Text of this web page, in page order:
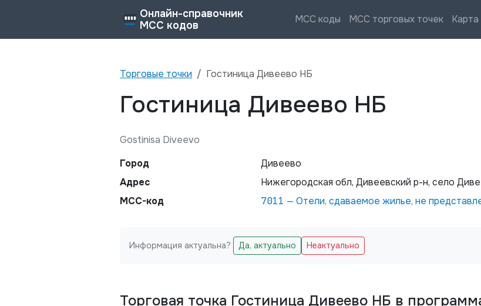
Онлайн-справочник
MCC кодов
MCC коды MCC торговых точек Карта
Торговые точки Гостиница Дивеево НБ
Гостиница Дивеево НБ
Gostinisa Diveevo
Город
Дивеево
Адрес
Нижегородская обл, Дивеевский р-н, село
MCC-код
7011 — Отели, сдаваемое жилье, не
Не заполняйте это поле
Информация актуальна? Да, актуально Неактуально
Торговая точка Гостиница Дивеево НБ в